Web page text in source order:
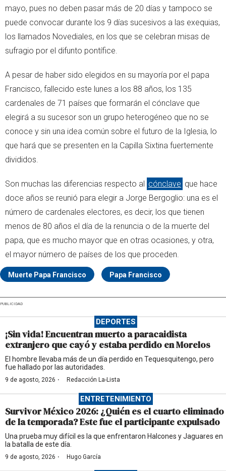
mayo, pues no deben pasar más de 20 días y tampoco se
puede convocar durante los 9 días sucesivos a las exequias,
los llamados Novediales, en los que se celebran misas de
sufragio por el difunto pontífice.
A pesar de haber sido elegidos en su mayoría por el papa
Francisco, fallecido este lunes a los 88 años, los 135
cardenales de 71 países que formarán el cónclave que
elegirá a su sucesor son un grupo heterogéneo que no se
conoce y sin una idea común sobre el futuro de la Iglesia, lo
que hará que se presenten en la Capilla Sixtina fuertemente
divididos.
Son muchas las diferencias respecto al cónclave que hace
doce años se reunió para elegir a Jorge Bergoglio: una es el
número de cardenales electores, es decir, los que tienen
menos de 80 años el día de la renuncia o de la muerte del
papa, que es mucho mayor que en otras ocasiones, y otra,
el mayor número de países de los que proceden.
Muerte Papa Francisco Papa Francisco
PUBLICIDAD
DEPORTES
¡Sin vida! Encuentran muerto a paracaidista
extranjero que cayó y estaba perdido en Morelos
El hombre llevaba más de un día perdido en Tequesquitengo, pero
fue hallado por las autoridades.
9 de agosto, 2026 · Redacción La-Lista
ENTRETENIMIENTO
Survivor México 2026: ¿Quién es el cuarto eliminado
de la temporada? Este fue el participante expulsado
Una prueba muy difícil es la que enfrentaron Halcones y Jaguares en
la batalla de este día.
9 de agosto, 2026 · Hugo García